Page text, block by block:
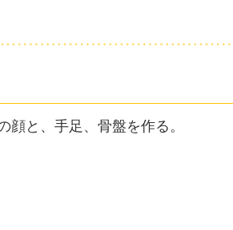
と、手足、骨盤を作る。